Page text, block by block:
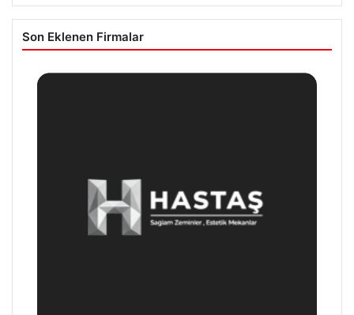
Son Eklenen Firmalar